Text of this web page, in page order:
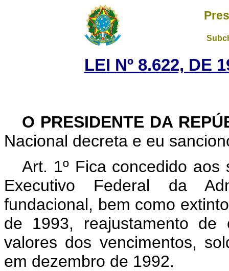
LEI Nº 8.622, DE
O PRESIDENTE DA
Nacional decreta e eu
Art. 1º Fica concedido
Executivo Federal da
fundacional, bem como
de 1993, reajustamento
valores dos vencimentos,
em dezembro de 1992.